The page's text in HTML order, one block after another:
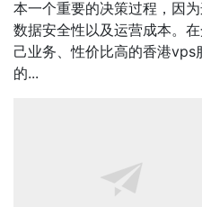
本一个重要的决策过程，因
数据安全性以及运营成本。
己业务、性价比高的香港vps
的...